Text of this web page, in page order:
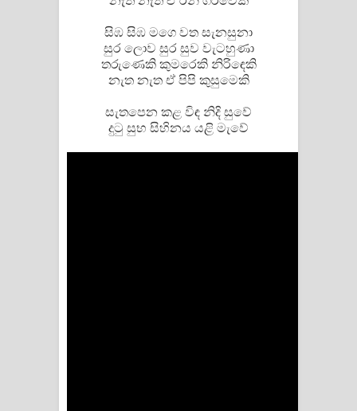
Kaalaya Song Lyrics - කාලය ගීතයේ පද
පෙළ
Aramuna Song Lyrics - අරමුණ ගීතයේ
Sandata Duka Hithila Song Lyrics -
සිඹ සිඹ මගෙ වත සැනසුනා
සුර ලොව සුර සුව වැටහුණා
තරුණෙකි කුමරෙකි නිරිඳෙකි
නැත නැත ඒ පිපි කුසුමෙකි
සැතපෙන කළ විඳ නිදි සුවේ
දුටු සුභ සිහිනය යළි මැවේ